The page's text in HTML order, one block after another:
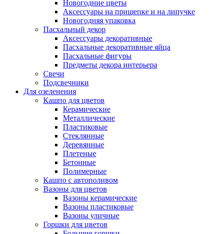
Новогодние цветы
Аксессуары на прищепке и на липучке
Новогодняя упаковка
Пасхальный декор
Аксессуары декоративные
Пасхальные декоративные яйца
Пасхальные фигуры
Предметы декора интерьера
Свечи
Подсвечники
Для озеленения
Кашпо для цветов
Керамические
Металлические
Пластиковые
Стеклянные
Деревянные
Плетеные
Бетонные
Полимерные
Кашпо с автополивом
Вазоны для цветов
Вазоны керамические
Вазоны пластиковые
Вазоны уличные
Горшки для цветов